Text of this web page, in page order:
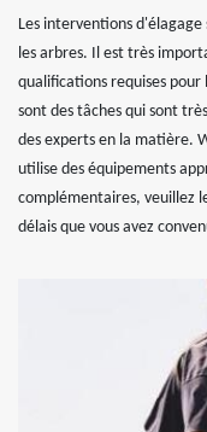
Les interventions
les arbres. Il est très
qualifications requises pour
sont des tâches qui sont
des experts en la matière.
utilise des équipements
complémentaires, veuillez
délais que vous avez